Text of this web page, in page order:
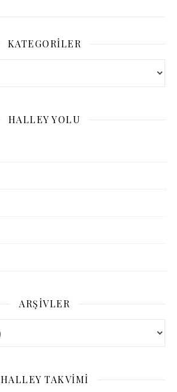
KATEGORILER
HALLEY YOLU
ARŞIVLER
HALLEY TAKVİMİ